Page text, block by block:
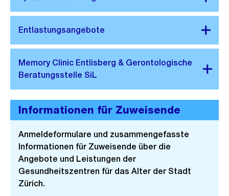
Informationen für Zuweisende
Anmeldeformulare und zusammengefasste
Informationen für Zuweisende über die
Angebote und Leistungen der
Gesundheitszentren für das Alter der Stadt
Zürich.